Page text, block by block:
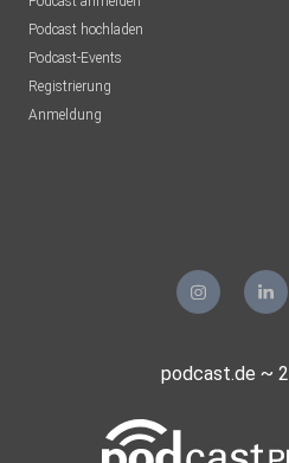
Podcast hochladen
Podcast-Events
Registrierung
Anmeldung
podcast.de ~